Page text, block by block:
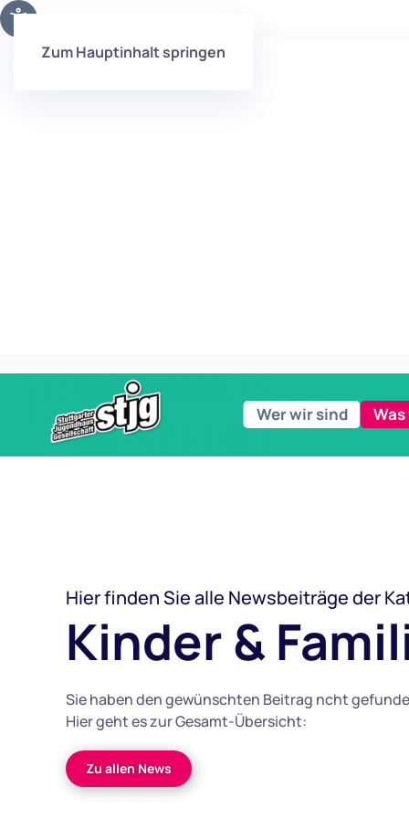
Zum Hauptinhalt springen
Wer wir sind
Hier finden Sie alle Newsbeiträge der
Kinder &
Sie haben den gewünschten Beitrag ncht
Hier geht es zur Gesamt-Übersicht:
Zu allen News